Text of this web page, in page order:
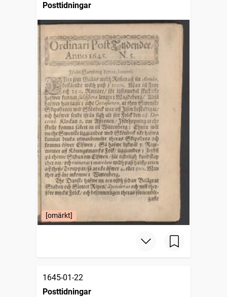
Posttidningar
[omärkt]
1645-01-22
Posttidningar